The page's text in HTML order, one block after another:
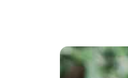
脱依存